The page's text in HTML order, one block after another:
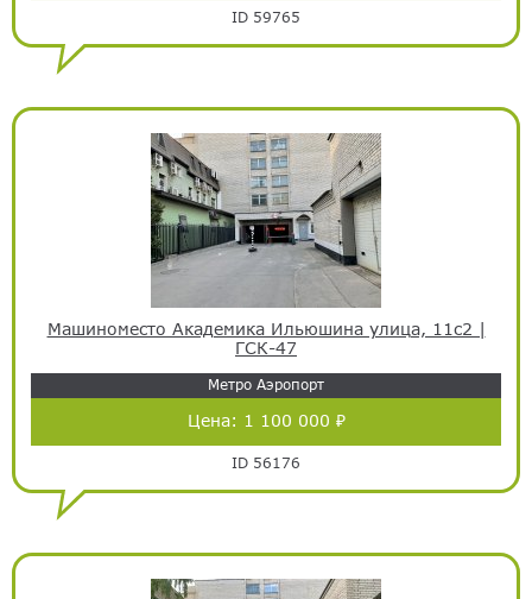
ID 59765
Машиноместо Академика Ильюшина улица, 11с2 |
ГСК-47
Метро Аэропорт
Цена: 1 100 000 ₽
ID 56176